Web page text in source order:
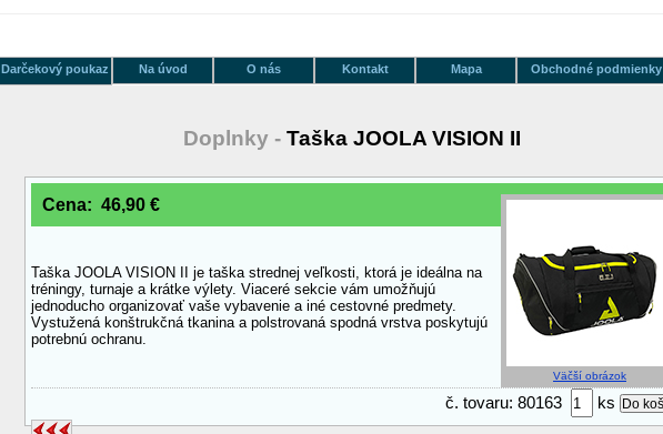
Obchodné podmienky
Mapa
Kontakt
O nás
Na úvod
Darčekový poukaz
Doplnky - Taška JOOLA VISION II
Väčší obrázok
Cena: 46,90 €
Taška JOOLA VISION II je taška strednej veľkosti, ktorá je ideálna na
tréningy, turnaje a krátke výlety. Viaceré sekcie vám umožňujú
jednoducho organizovať vaše vybavenie a iné cestovné predmety.
Vystužená konštrukčná tkanina a polstrovaná spodná vrstva poskytujú
potrebnú ochranu.
č. tovaru: 80163 ks